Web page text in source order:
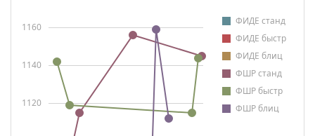
ФИДЕ станд
ФИДЕ быстр
ФИДЕ блиц
ФШР станд
ФШР быстр
ФШР блиц
1120
1140
1160